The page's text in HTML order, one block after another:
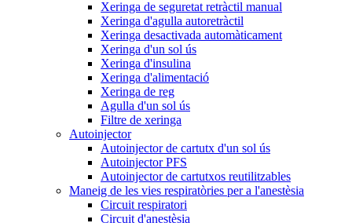
Xeringa de seguretat retràctil manual
Xeringa d'agulla autoretràctil
Xeringa desactivada automàticament
Xeringa d'un sol ús
Xeringa d'insulina
Xeringa d'alimentació
Xeringa de reg
Agulla d'un sol ús
Filtre de xeringa
Autoinjector
Autoinjector de cartutx d'un sol ús
Autoinjector PFS
Autoinjector de cartutxos reutilitzables
Maneig de les vies respiratòries per a l'anestèsia
Circuit respiratori
Circuit d'anestèsia